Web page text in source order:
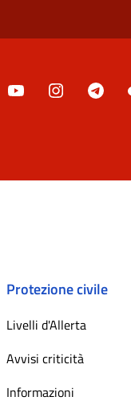
Protezione civile
Livelli d'Allerta
Avvisi criticità
Informazioni